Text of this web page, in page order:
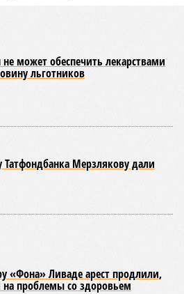
не может обеспечить лекарствами
льготников
Татфондбанка Мерзлякову дали
«Фона» Ливаде арест продлили,
на проблемы со здоровьем